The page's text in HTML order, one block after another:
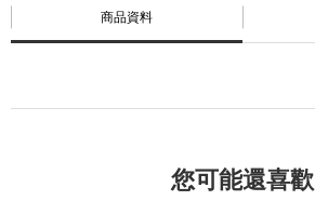
商品資料
您可能還喜歡